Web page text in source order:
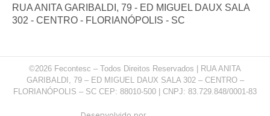
RUA ANITA GARIBALDI, 79 - ED MIGUEL DAUX SALA
302 - CENTRO - FLORIANÓPOLIS - SC
©2026 Fecontesc – Todos Direitos Reservados | RUA ANITA
GARIBALDI, 79 – ED MIGUEL DAUX SALA 302 – CENTRO –
FLORIANÓPOLIS – SC CEP: 88010-500 | CNPJ: 83.729.848/0001-83